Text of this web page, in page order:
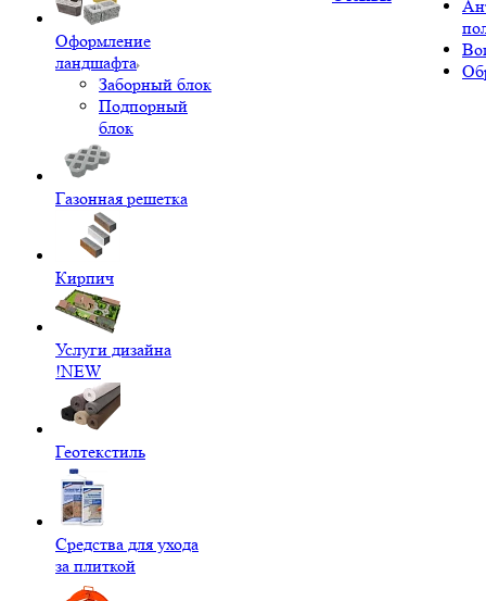
Оформление
ландшафта
Заборный блок
Подпорный
блок
Газонная решетка
Кирпич
Услуги дизайна
!NEW
Геотекстиль
Средства для ухода
за плиткой